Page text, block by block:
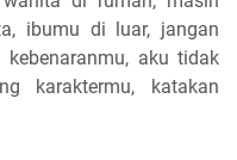
ibumu di luar, jangan
aku tidak
karaktermu, katakan